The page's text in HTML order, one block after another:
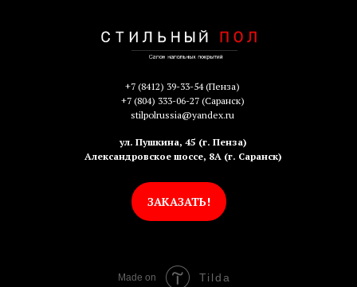
+7 (8412) 39-33-54(Пенза)
+7 (804) 333-06-27(Саранск)
stilpolrussia@yandex.ru
ул. Пушкина, 45 (г. Пенза)
Александровское шоссе, 8А (г. Саранск)
ЗАКАЗАТЬ!
Made on Tilda